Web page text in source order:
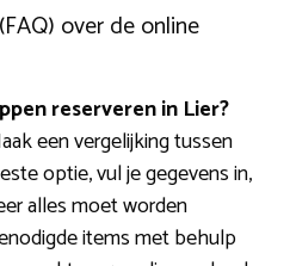
over de online
reserveren in Lier?
een vergelijking tussen
optie, vul je gegevens in,
alles moet worden
items met behulp